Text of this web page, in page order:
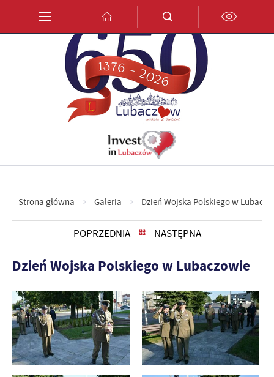
Przejdź do wyszukiwarki.
Przejdź do ustawień wielkości czcionki.
Włącz wersję kontrastową strony.
Strona główna Galeria Dzień Wojska Polskiego w
POPRZEDNIA NASTĘPNA
Dzień Wojska Polskiego w Lubaczowie